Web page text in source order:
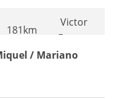
181km
Victor
Fontan
/ Mariano